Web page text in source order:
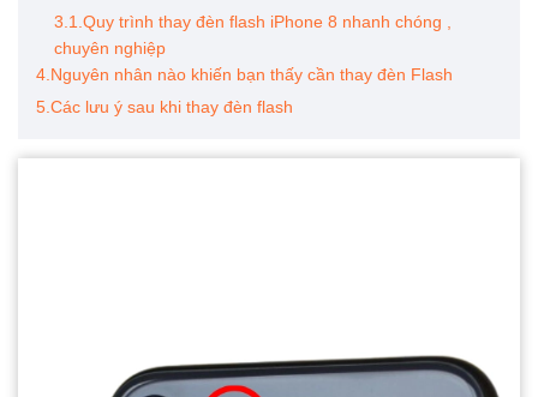
3.1.Quy trình thay đèn flash iPhone 8 nhanh chóng ,
chuyên nghiệp
4.Nguyên nhân nào khiến bạn thấy cần thay đèn Flash
5.Các lưu ý sau khi thay đèn flash